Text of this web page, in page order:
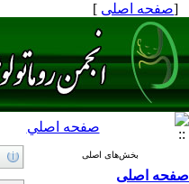
[صفحه اصلی ]
صفحه اصلي
بخش‌های اصلی
صفحه اصلی